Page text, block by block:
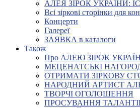
АЛЕЯ ЗІРОК УКРАЇНИ:
Всі зіркові сторінки для
Концерти
Галереї
ЗАЯВКА в каталоги
Також
Про АЛЕЮ ЗІРОК
МЕЦЕНАТСЬКІ
ОТРИМАТИ ЗІРКОВУ
НАРОДНИЙ АРТИСТ
ТВОРЧІ ОГОЛОШЕННЯ
ПРОСУВАННЯ ТАЛАНТІВ: